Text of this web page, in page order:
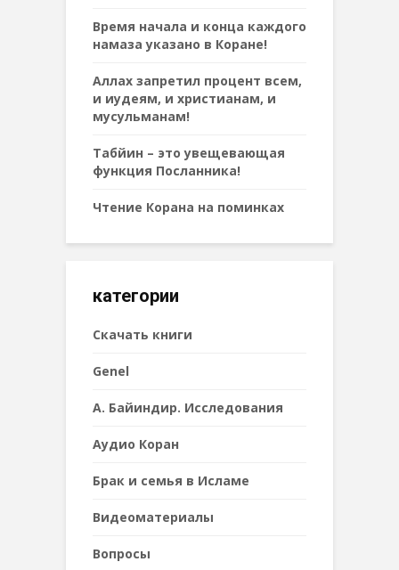
Время начала и конца каждого
намаза указано в Коране!
Аллах запретил процент всем,
и иудеям, и христианам, и
мусульманам!
Табйин – это увещевающая
функция Посланника!
Чтение Корана на поминках
категории
Cкачать книги
Genel
А. Байиндир. Исследования
Аудио Коран
Брак и семья в Исламе
Видеоматериалы
Вопросы